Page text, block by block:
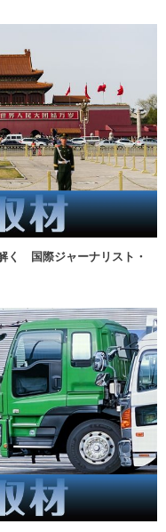
く 国際ジャーナリスト・